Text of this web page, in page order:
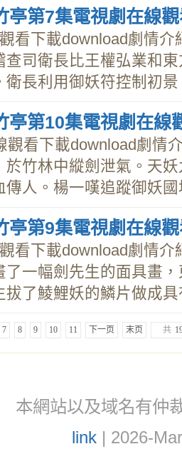
亭第7集電視劇在線
看下載download劇情
查司衛長比王權弘業和
衛長利用御妖符控制初
亭第10集電視劇在線
觀看下載download劇情
於竹林中縱劍泄氣。天
傳人。楊一嘆追蹤御妖
亭第9集電視劇在線
看下載download劇情
了一幅劍先生的面具畫
拔了鯪鯉妖的鱗片做成
7 8 9 10 11 下一页 末页 共
本網站以及域名有仲
link| 2026-